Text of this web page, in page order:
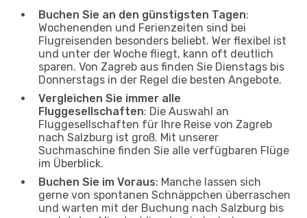
Buchen Sie an den günstigsten Tagen:
Wochenenden und Ferienzeiten sind bei
Flugreisenden besonders beliebt. Wer flexibel ist
und unter der Woche fliegt, kann oft deutlich
sparen. Von Zagreb aus finden Sie Dienstags bis
Donnerstags in der Regel die besten Angebote.
Vergleichen Sie immer alle
Fluggesellschaften: Die Auswahl an
Fluggesellschaften für Ihre Reise von Zagreb
nach Salzburg ist groß. Mit unserer
Suchmaschine finden Sie alle verfügbaren Flüge
im Überblick.
Buchen Sie im Voraus: Manche lassen sich
gerne von spontanen Schnäppchen überraschen
und warten mit der Buchung nach Salzburg bis